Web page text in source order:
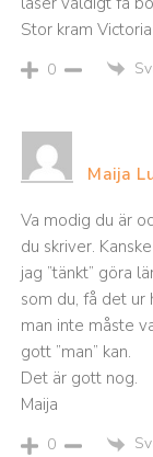
Stor kram Victoria
0
Maija
Va modig du är
du skriver.
jag ”tänkt” göra
som du, få det ur
man inte måste
gott ”man” kan.
Det är gott nog.
Maija
0